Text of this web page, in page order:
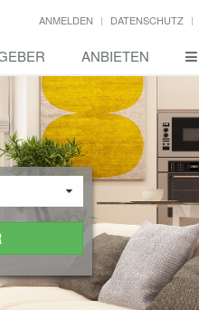
ANMELDEN DATENSCHUTZ
ANBIETEN